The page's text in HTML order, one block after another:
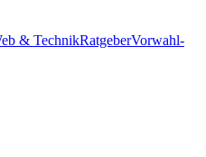
& TechnikRatgeberVorwahl-